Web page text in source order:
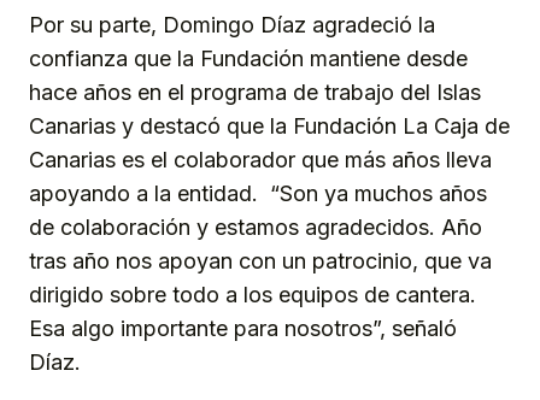
Por su parte, Domingo Díaz agradeció la
confianza que la Fundación mantiene desde
hace años en el programa de trabajo del Islas
Canarias y destacó que la Fundación La Caja de
Canarias es el colaborador que más años lleva
apoyando a la entidad. “Son ya muchos años
de colaboración y estamos agradecidos. Año
tras año nos apoyan con un patrocinio, que va
dirigido sobre todo a los equipos de cantera.
Esa algo importante para nosotros”, señaló
Díaz.